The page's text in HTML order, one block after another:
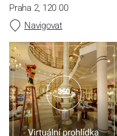
Praha 2, 120 00
Navigovat